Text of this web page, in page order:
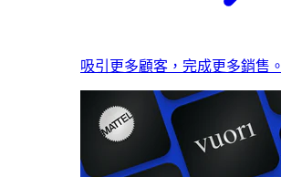
吸引更多顧客，完成更多銷售。